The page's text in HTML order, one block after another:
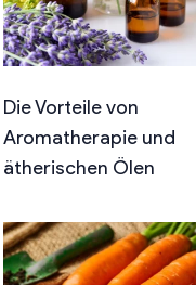
Die Vorteile von
Aromatherapie und
ätherischen Ölen